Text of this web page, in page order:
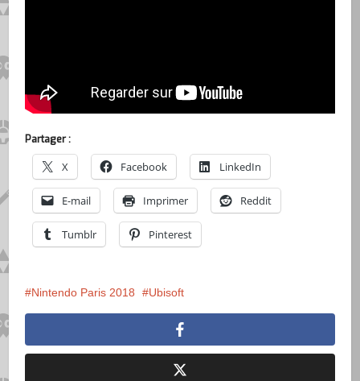
Partager :
X Facebook LinkedIn
E-mail Imprimer Reddit
Tumblr Pinterest
Nintendo Paris 2018 Ubisoft